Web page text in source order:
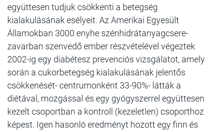
együttesen tudjuk csökkenti a betegség
kialakulásának esélyeit. Az Amerikai Egyesült
Államokban 3000 enyhe szénhidrátanyagcsere-
zavarban szenvedő ember részvételével végeztek
2002-ig egy diabétesz prevenciós vizsgálatot, amely
során a cukorbetegség kialakulásának jelentős
csökkenését- centrumonként 33-90%- látták a
diétával, mozgással és egy gyógyszerrel együttesen
kezelt csoportban a kontroll (kezeletlen) csoporthoz
képest. Igen hasonló eredményt hozott egy finn és